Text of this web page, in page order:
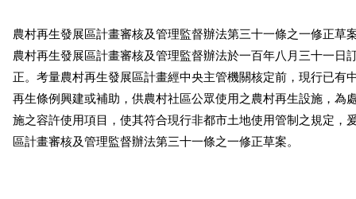
農村再生發展區計畫審核及管理監督辦法第三十一條之一修正草
農村再生發展區計畫審核及管理監督辦法於一百年八月三十一日
正。考量農村再生發展區計畫經中央主管機關核定前，現行已有
再生條例興建或補助，供農村社區公眾使用之農村再生設施，為
施之容許使用項目，使其符合現行非都市土地使用管制之規定，
區計畫審核及管理監督辦法第三十一條之一修正草案。